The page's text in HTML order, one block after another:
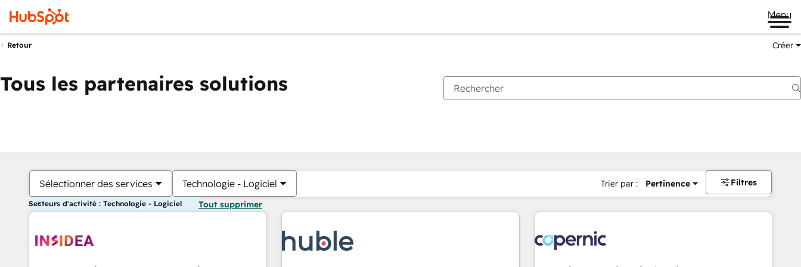
Menu
Retour Créer
Tous les partenaires solutions
Sélectionner des services Technologie - Logiciel Trier par : Pertinence Filtres
Secteurs d'activité : Technologie - Logiciel Tout supprimer
Vous êtes actuellement surPage
PagePagePagePagePagePagePagePagePage Page